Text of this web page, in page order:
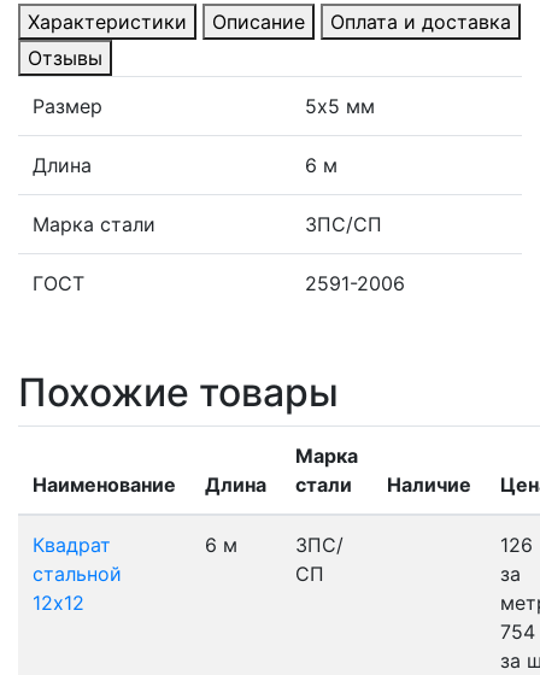
Характеристики Описание
Оплата и доставка
Отзывы
Размер
5х5 мм
Длина 6 м
Марка стали 3ПС/СП
ГОСТ 2591-2006
Похожие товары
Наименование Длина
Марка
стали
Наличие
Квадрат
стальной
12х12
6 м
3ПС/
СП
126
за
754
за